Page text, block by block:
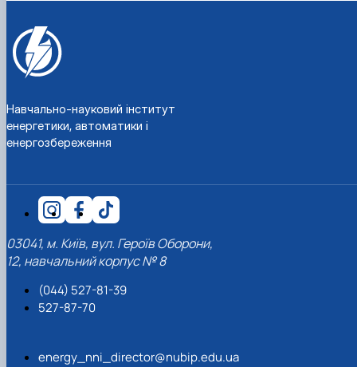
Навчально-науковий інститут
енергетики, автоматики і
енергозбереження
03041, м. Київ, вул. Героїв Оборони,
12, навчальний корпус № 8
(044) 527-81-39
527-87-70
energy_nni_director@nubip.edu.ua